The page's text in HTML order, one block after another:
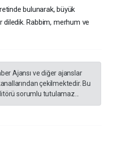
bulunarak, büyük
diledik. Rabbim, merhum ve
Ajansı ve diğer ajanslar
çekilmektedir. Bu
sorumlu tutulamaz...